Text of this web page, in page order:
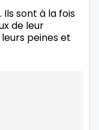
sont à la fois
de leur
peines et